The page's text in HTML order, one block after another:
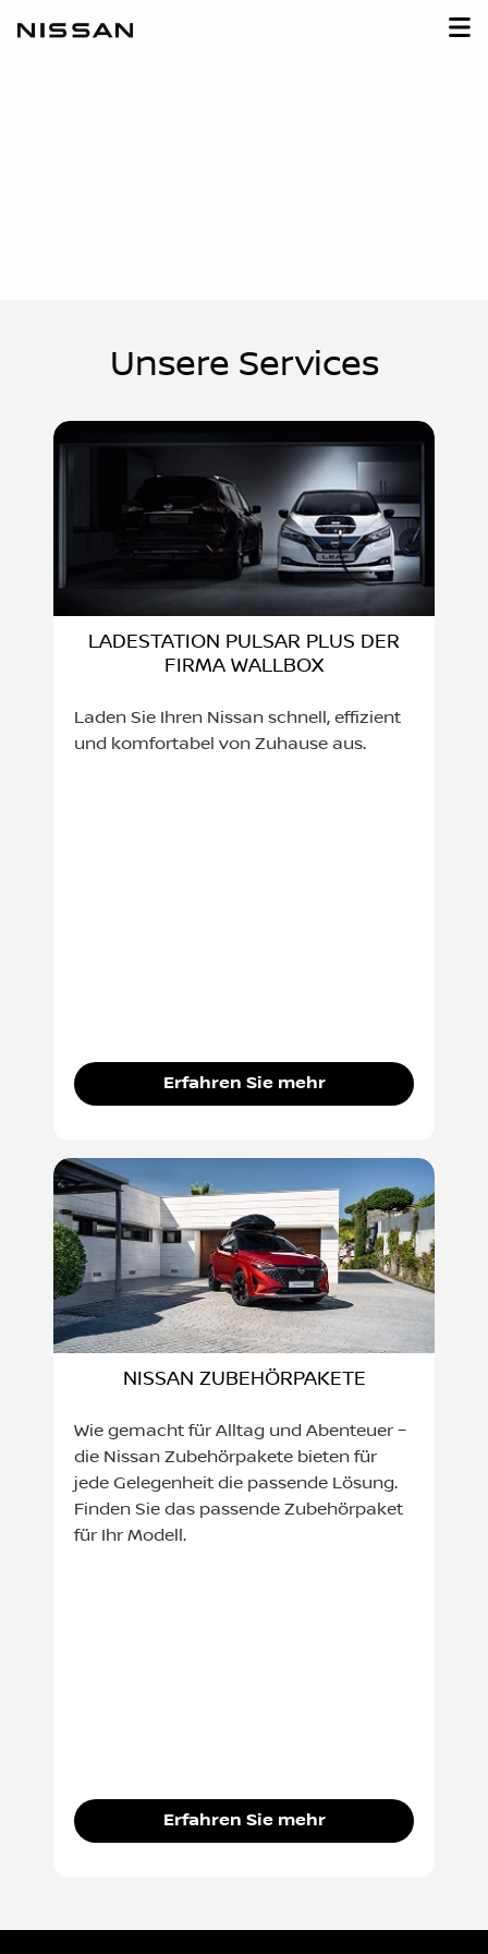
Unsere Services
LADESTATION PULSAR PLUS DER
FIRMA WALLBOX
Laden Sie Ihren Nissan schnell, effizient
und komfortabel von Zuhause aus.
Erfahren Sie mehr
NISSAN ZUBEHÖRPAKETE
Wie gemacht für Alltag und Abenteuer –
die Nissan Zubehörpakete bieten für
jede Gelegenheit die passende Lösung.
Finden Sie das passende Zubehörpaket
für Ihr Modell.
Erfahren Sie mehr